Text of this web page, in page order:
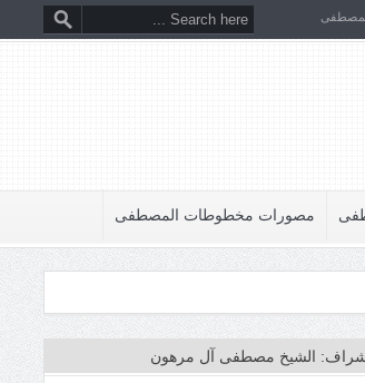
مصورات مخطوطات المصطفى
الشيخ مصطفى آل مرهون